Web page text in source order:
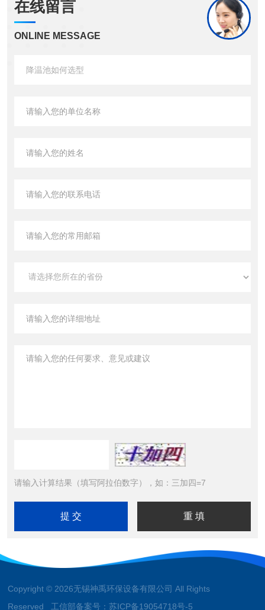
在线留言
ONLINE MESSAGE
请输入计算结果（填写阿拉伯数字），如：三加四=7
Copyright © 2026无锡神禹环保设备有限公司 All Rights
Reserved 工信部备案号：苏ICP备19054718号-5